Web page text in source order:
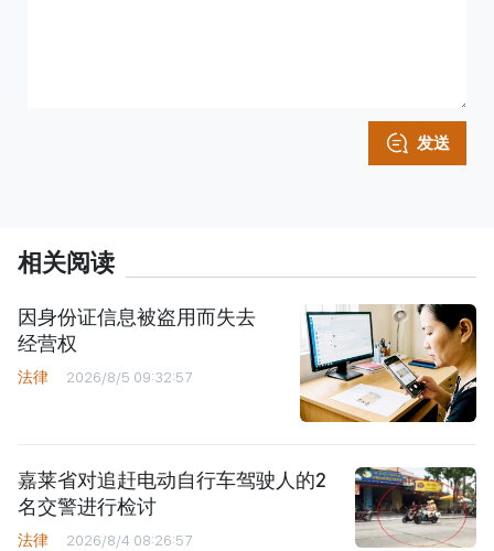
发送
相关阅读
因身份证信息被盗用而失去
经营权
法律 2026/8/5 09:32:57
嘉莱省对追赶电动自行车驾驶人的2
名交警进行检讨
法律 2026/8/4 08:26:57